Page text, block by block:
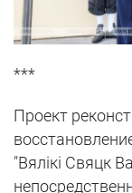
***
Проект
"Вялікі Свяцк